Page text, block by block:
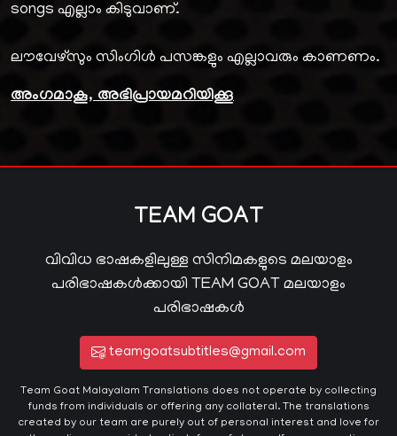
songs എല്ലാം കിടുവാണ്.
ലൗവേഴ്സും സിംഗിൾ പസങ്കളും എല്ലാവരും കാണണം.
അംഗമാകൂ, അഭിപ്രായമറിയിക്കൂ
TEAM GOAT
വിവിധ ഭാഷകളിലുള്ള സിനിമകളുടെ മലയാളം
പരിഭാഷകൾക്കായി TEAM GOAT മലയാളം
പരിഭാഷകൾ
teamgoatsubtitles@gmail.com
Team Goat Malayalam Translations does not operate by collecting
funds from individuals or offering any collateral. The translations
created by our team are purely out of personal interest and love for